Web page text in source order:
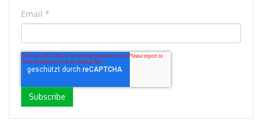
Email *